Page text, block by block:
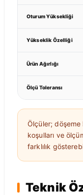
Oturum Yüksekliği
Yükseklik Özelliği
Ürün Ağırlığı
Ölçü Toleransı
Ölçüler; döşeme
koşulları ve
farklılık
Teknik